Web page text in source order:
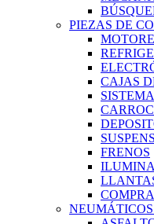
PIEZAS DE
CAJAS
FRENOS